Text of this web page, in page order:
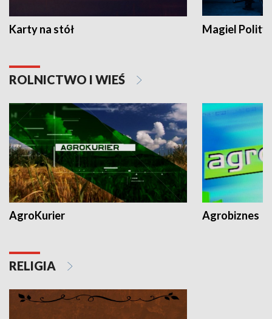
Karty na stół Magiel
ROLNICTWO I WIEŚ
AgroKurier Agrobiznes
RELIGIA